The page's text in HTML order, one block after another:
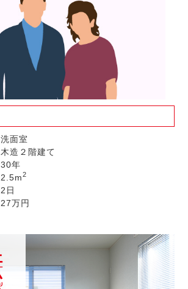
洗面室
木造２階建て
30年
2.5m2
2日
27万円